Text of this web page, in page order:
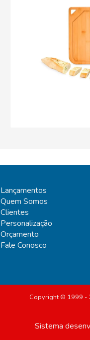
Lançamentos
Quem Somos
Clientes
Personalização
Orçamento
Fale Conosco
Copyright © 1999 -
Sistema